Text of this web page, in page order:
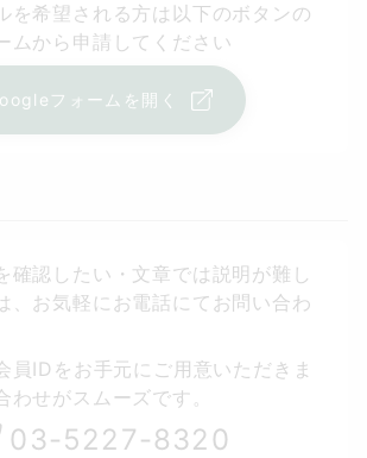
を希望される方は以下のボタンの
ムから申請してください
フォームを開く
確認したい・文章では説明が難し
、お気軽にお電話にてお問い合わ
員IDをお手元にご用意いただきま
わせがスムーズです。
03-5227-8320